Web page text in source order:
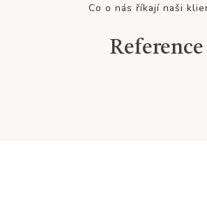
Co o nás říkají naši
Reference